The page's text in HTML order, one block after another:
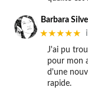
Barbara
★★★★★
J'ai pu
pour mon
d'une
rapide.